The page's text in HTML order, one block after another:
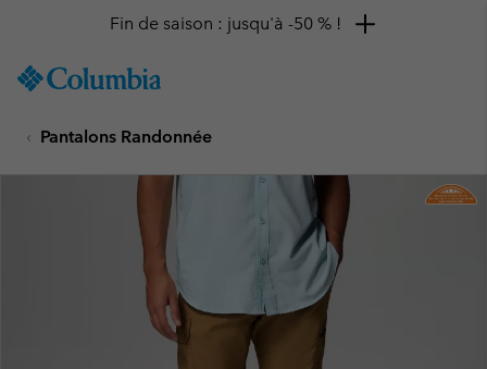
TO
SKIP
MAIN
Fin de saison : jusqu'à -50 % !
Pantalons Randonnée